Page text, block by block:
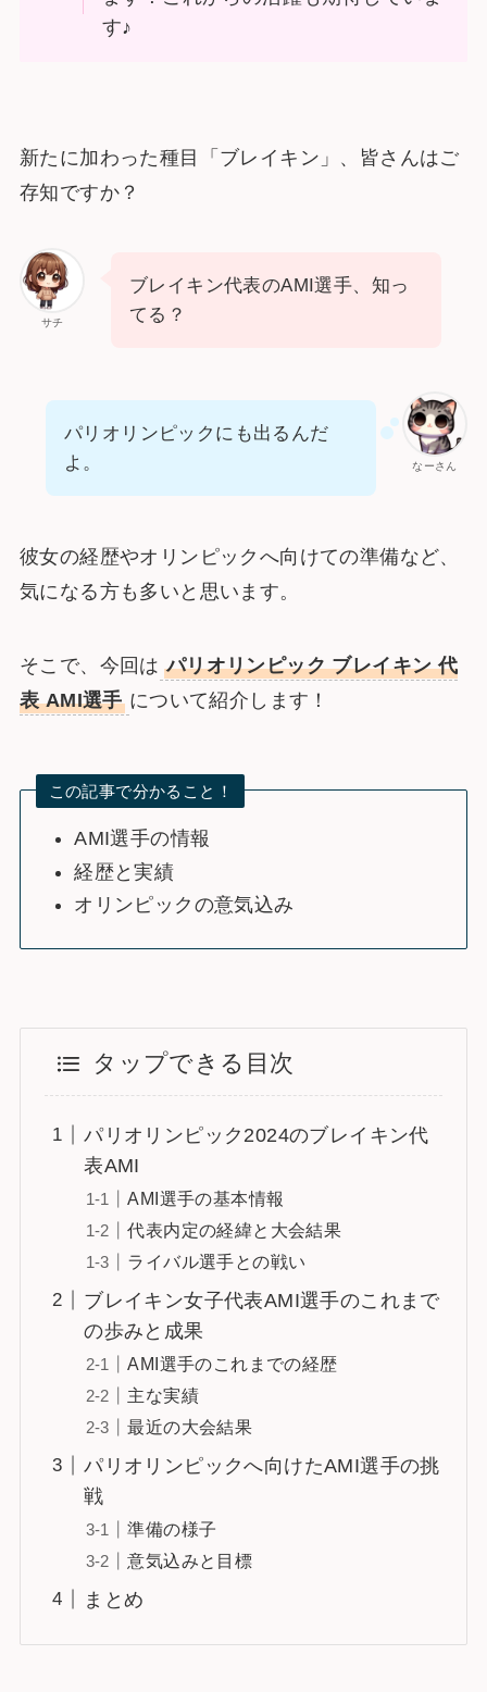
す♪
新たに加わった種目「ブレイキン」、皆さんはご
存知ですか？
サチ
ブレイキン代表のAMI選手、知っ
てる？
なーさん
パリオリンピックにも出るんだ
よ。
彼女の経歴やオリンピックへ向けての準備など、
気になる方も多いと思います。
そこで、今回は パリオリンピック ブレイキン 代
表 AMI選手 について紹介します！
この記事で分かること！
AMI選手の情報
経歴と実績
オリンピックの意気込み
タップできる目次
パリオリンピック2024のブレイキン代
表AMI
AMI選手の基本情報
代表内定の経緯と大会結果
ライバル選手との戦い
ブレイキン女子代表AMI選手のこれまで
の歩みと成果
AMI選手のこれまでの経歴
主な実績
最近の大会結果
パリオリンピックへ向けたAMI選手の挑
戦
準備の様子
意気込みと目標
まとめ